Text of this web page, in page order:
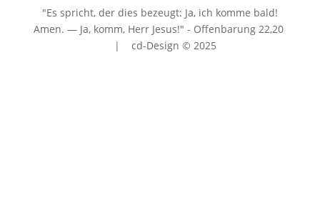
"Es spricht, der dies bezeugt: Ja, ich komme bald!
Amen. — Ja, komm, Herr Jesus!" - Offenbarung 22,20
| cd-Design © 2025